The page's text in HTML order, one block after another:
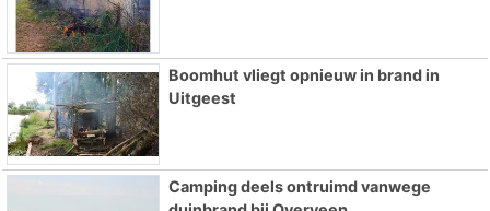
Boomhut vliegt opnieuw in brand in
Uitgeest
Camping deels ontruimd vanwege